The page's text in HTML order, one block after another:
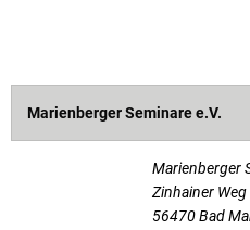
Marienberger Seminare e.V.
Marienberger
Zinhainer
56470 Bad